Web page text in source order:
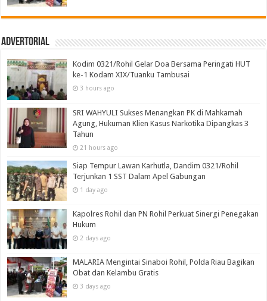
Advertorial
Kodim 0321/Rohil Gelar Doa Bersama Peringati HUT
ke-1 Kodam XIX/Tuanku Tambusai
3 hours ago
SRI WAHYULI Sukses Menangkan PK di Mahkamah
Agung, Hukuman Klien Kasus Narkotika Dipangkas 3
Tahun
21 hours ago
Siap Tempur Lawan Karhutla, Dandim 0321/Rohil
Terjunkan 1 SST Dalam Apel Gabungan
1 day ago
Kapolres Rohil dan PN Rohil Perkuat Sinergi Penegakan
Hukum
2 days ago
MALARIA Mengintai Sinaboi Rohil, Polda Riau Bagikan
Obat dan Kelambu Gratis
3 days ago